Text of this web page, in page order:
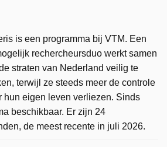
is een programma bij VTM. Een
rechercheursduo werkt samen
straten van Nederland veilig te
terwijl ze steeds meer de controle
hun eigen leven verliezen. Sinds
beschikbaar. Er zijn 24
de meest recente in juli 2026.